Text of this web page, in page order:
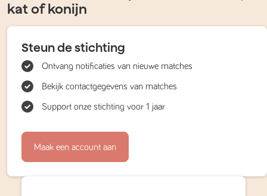
kat of konijn
Steun de stichting
Ontvang notificaties van nieuwe matches
Bekijk contactgegevens van matches
Support onze stichting voor 1 jaar
Maak een account aan